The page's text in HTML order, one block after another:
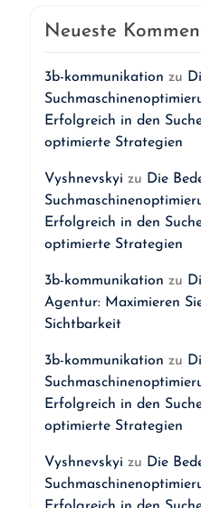
Neueste
3b-kommunikation zu
Erfolgreich in den
optimierte Strategien
Vyshnevskyi zu Die
Erfolgreich in den
optimierte Strategien
3b-kommunikation zu
Agentur: Maximieren
Sichtbarkeit
3b-kommunikation zu
Erfolgreich in den
optimierte Strategien
Vyshnevskyi zu Die